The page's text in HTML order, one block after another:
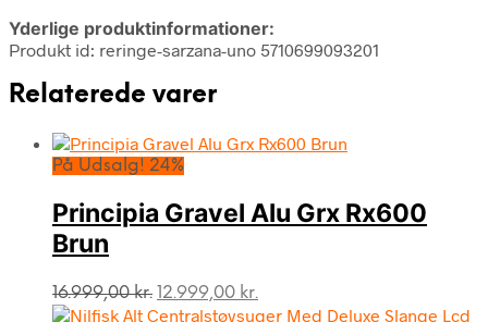
Yderlige produktinformationer:
Produkt id: reringe-sarzana-uno 5710699093201
Relaterede varer
På Udsalg! 24%
Principia Gravel Alu Grx Rx600
Brun
16.999,00kr. Den
oprindelige
12.999,00 kr.
aktuelle